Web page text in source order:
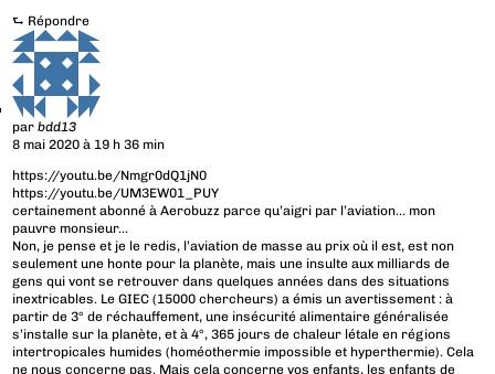
⮑ Répondre
parbdd13
8 mai 2020 à 19 h 36 min
https://youtu.be/Nmgr0dQ1jN0
https://youtu.be/UM3EW01_PUY
certainement abonné à Aerobuzz parce qu’aigri par l’aviation… mon
pauvre monsieur…
Non, je pense et je le redis, l’aviation de masse au prix où il est, est non
seulement une honte pour la planète, mais une insulte aux milliards de
gens qui vont se retrouver dans quelques années dans des situations
inextricables. Le GIEC (15000 chercheurs) a émis un avertissement : à
partir de 3° de réchauffement, une insécurité alimentaire généralisée
s’installe sur la planète, et à 4°, 365 jours de chaleur létale en régions
intertropicales humides (homéothermie impossible et hyperthermie). Cela
ne nous concerne pas. Mais cela concerne vos enfants, les enfants de